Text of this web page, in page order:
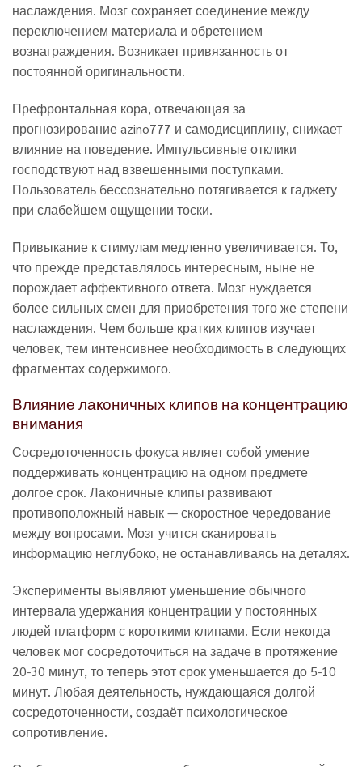
наслаждения. Мозг сохраняет соединение между
переключением материала и обретением
вознаграждения. Возникает привязанность от
постоянной оригинальности.
Префронтальная кора, отвечающая за
прогнозирование azino777 и самодисциплину, снижает
влияние на поведение. Импульсивные отклики
господствуют над взвешенными поступками.
Пользователь бессознательно потягивается к гаджету
при слабейшем ощущении тоски.
Привыкание к стимулам медленно увеличивается. То,
что прежде представлялось интересным, ныне не
порождает аффективного ответа. Мозг нуждается
более сильных смен для приобретения того же степени
наслаждения. Чем больше кратких клипов изучает
человек, тем интенсивнее необходимость в следующих
фрагментах содержимого.
Влияние лаконичных клипов на концентрацию
внимания
Сосредоточенность фокуса являет собой умение
поддерживать концентрацию на одном предмете
долгое срок. Лаконичные клипы развивают
противоположный навык — скоростное чередование
между вопросами. Мозг учится сканировать
информацию неглубоко, не останавливаясь на деталях.
Эксперименты выявляют уменьшение обычного
интервала удержания концентрации у постоянных
людей платформ с короткими клипами. Если некогда
человек мог сосредоточиться на задаче в протяжение
20-30 минут, то теперь этот срок уменьшается до 5-10
минут. Любая деятельность, нуждающаяся долгой
сосредоточенности, создаёт психологическое
сопротивление.